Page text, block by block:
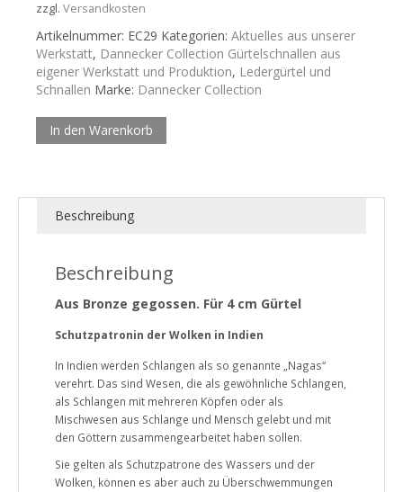
Für
4
cm
Ledergürtel
Menge
zzgl. Versandkosten
Artikelnummer: EC29 Kategorien: Aktuelles aus unserer
Werkstatt, Dannecker Collection Gürtelschnallen aus
eigener Werkstatt und Produktion, Ledergürtel und
Schnallen Marke: Dannecker Collection
In den Warenkorb
Beschreibung
Beschreibung
Aus Bronze gegossen. Für 4 cm Gürtel
Schutzpatronin der Wolken in Indien
In Indien werden Schlangen als so genannte „Nagas“
verehrt. Das sind Wesen, die als gewöhnliche Schlangen,
als Schlangen mit mehreren Köpfen oder als
Mischwesen aus Schlange und Mensch gelebt und mit
den Göttern zusammengearbeitet haben sollen.
Sie gelten als Schutzpatrone des Wassers und der
Wolken, können es aber auch zu Überschwemmungen